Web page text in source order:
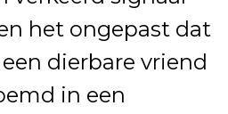
het ongepast dat
dierbare vriend
in een